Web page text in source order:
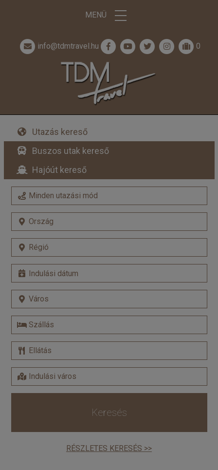
MENÜ
info@tdmtravel.hu 0
Utazás kereső
Buszos utak kereső
Hajóút kereső
Keresés
RÉSZLETES KERESÉS >>